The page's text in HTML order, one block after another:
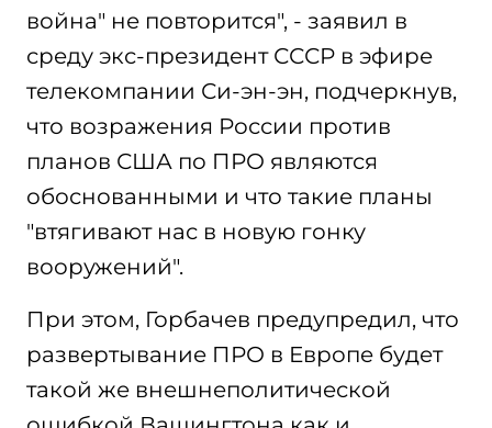
война" не повторится", - заявил в
среду экс-президент СССР в эфире
телекомпании Си-эн-эн, подчеркнув,
что возражения России против
планов США по ПРО являются
обоснованными и что такие планы
"втягивают нас в новую гонку
вооружений".
При этом, Горбачев предупредил, что
развертывание ПРО в Европе будет
такой же внешнеполитической